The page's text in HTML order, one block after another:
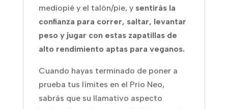
mediopié y el talón/pie, y sentirás la
confianza para correr, saltar, levantar
peso y jugar con estas zapatillas de
alto rendimiento aptas para veganos.
Cuando hayas terminado de poner a
prueba tus límites en el Prio Neo,
sabrás que su llamativo aspecto